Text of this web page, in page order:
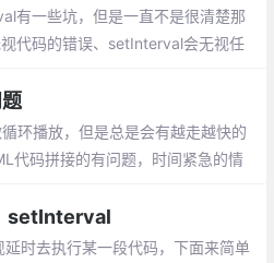
有一些坑，但是一直不是很清楚那
代码的错误、setInterval会无视任
环播放，但是总是会有越走越快的
代码拼接的有问题，时间紧急的情
setInterval
时去执行某一段代码，下面来简单